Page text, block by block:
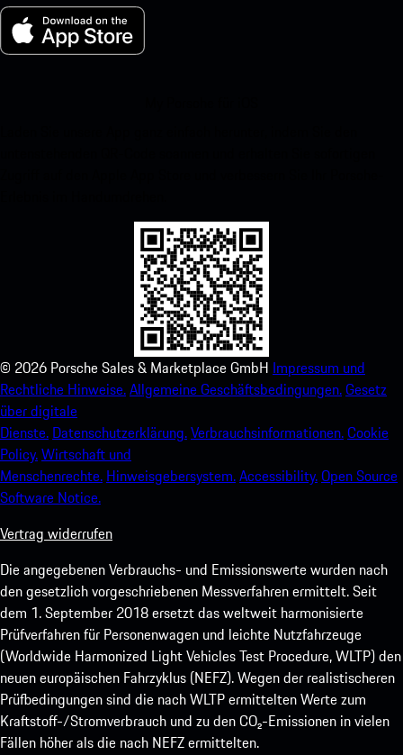
© 2026 Porsche Sales & Marketplace GmbH Impressum und
Rechtliche Hinweise.Allgemeine Geschäftsbedingungen.Gesetz
über digitale
Dienste. Datenschutzerklärung.Verbrauchsinformationen.Cookie
Policy.Wirtschaft und
Menschenrechte. Hinweisgebersystem.Accessibility.Open Source
Software Notice.
Vertrag widerrufen
Die angegebenen Verbrauchs- und Emissionswerte wurden nach
den gesetzlich vorgeschriebenen Messverfahren ermittelt. Seit
dem 1. September 2018 ersetzt das weltweit harmonisierte
Prüfverfahren für Personenwagen und leichte Nutzfahrzeuge
(Worldwide Harmonized Light Vehicles Test Procedure, WLTP) den
neuen europäischen Fahrzyklus (NEFZ). Wegen der realistischeren
Prüfbedingungen sind die nach WLTP ermittelten Werte zum
Kraftstoff-/Stromverbrauch und zu den CO₂-Emissionen in vielen
Fällen höher als die nach NEFZ ermittelten.